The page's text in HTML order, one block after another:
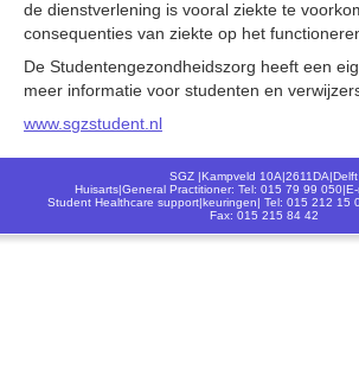
de dienstverlening is vooral ziekte te
consequenties van ziekte op het
De Studentengezondheidszorg heeft een
meer informatie voor studenten en
www.sgzstudent.nl
SGZ |Kampveld 10A|2611DA|Delft
Huisarts|General Practitioner: Tel: 015 79 99
Student Healthcare support|keuringen| Tel: 015 212 15
Fax: 015 215 84 42